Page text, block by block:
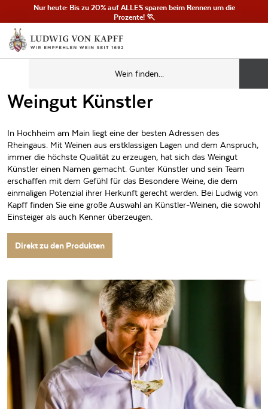
Nur heute: Bis zu 20% auf ALLES sparen beim Rennen um die
Prozente! 🏃
Weingut Künstler
In Hochheim am Main liegt eine der besten Adressen des
Rheingaus. Mit Weinen aus erstklassigen Lagen und dem Anspruch,
immer die höchste Qualität zu erzeugen, hat sich das Weingut
Künstler einen Namen gemacht. Gunter Künstler und sein Team
erschaffen mit dem Gefühl für das Besondere Weine, die dem
einmaligen Potenzial ihrer Herkunft gerecht werden. Bei Ludwig von
Kapff finden Sie eine große Auswahl an Künstler-Weinen, die sowohl
Einsteiger als auch Kenner überzeugen.
Direkt zu den Produkten